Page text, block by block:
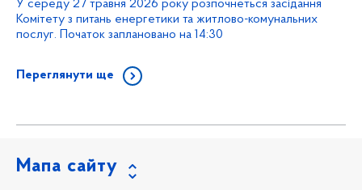
У середу 27 травня 2026 року розпочнеться засідання
Комітету з питань енергетики та житлово-комунальних
послуг. Початок заплановано на 14:30
Переглянути ще
Мапа сайту